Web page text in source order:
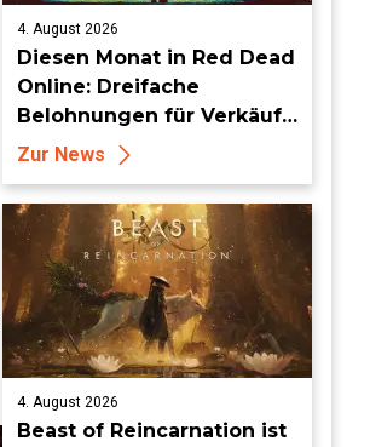
4. August 2026
Diesen Monat in Red Dead
Online: Dreifache
Belohnungen für Verkäufe
von Sammlersätzen und
das Entdecken von
Sammlerstücken, in
Telegramm-Missionen
und mehr
Zur News
4. August 2026
Beast of Reincarnation ist